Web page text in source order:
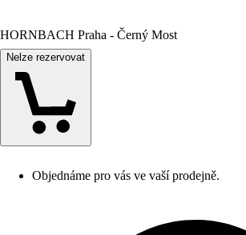
HORNBACH Praha - Černý Most
Nelze rezervovat
Objednáme pro vás ve vaší prodejně.